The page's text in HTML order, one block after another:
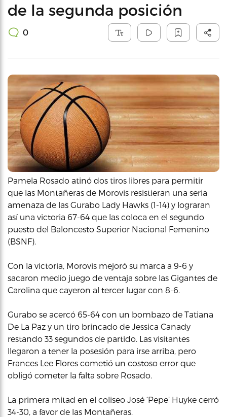
de la segunda posición
0
Pamela Rosado atinó dos tiros libres para permitir
que las Montañeras de Morovis resistieran una seria
amenaza de las Gurabo Lady Hawks (1-14) y lograran
así una victoria 67-64 que las coloca en el segundo
puesto del Baloncesto Superior Nacional Femenino
(BSNF).
Con la victoria, Morovis mejoró su marca a 9-6 y
sacaron medio juego de ventaja sobre las Gigantes de
Carolina que cayeron al tercer lugar con 8-6.
Gurabo se acercó 65-64 con un bombazo de Tatiana
De La Paz y un tiro brincado de Jessica Canady
restando 33 segundos de partido. Las visitantes
llegaron a tener la posesión para irse arriba, pero
Frances Lee Flores cometió un costoso error que
obligó cometer la falta sobre Rosado.
La primera mitad en el coliseo José ‘Pepe’ Huyke cerró
34-30, a favor de las Montañeras.